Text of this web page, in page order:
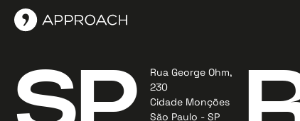
Rua George Ohm,
230
Cidade Monções
São Paulo - SP